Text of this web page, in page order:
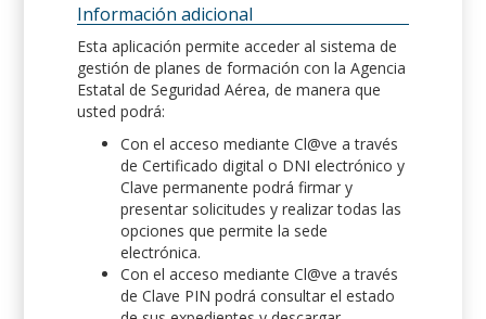
Información adicional
Esta aplicación permite acceder al sistema de
gestión de planes de formación con la Agencia
Estatal de Seguridad Aérea, de manera que
usted podrá:
Con el acceso mediante Cl@ve a través
de Certificado digital o DNI electrónico y
Clave permanente podrá firmar y
presentar solicitudes y realizar todas las
opciones que permite la sede
electrónica.
Con el acceso mediante Cl@ve a través
de Clave PIN podrá consultar el estado